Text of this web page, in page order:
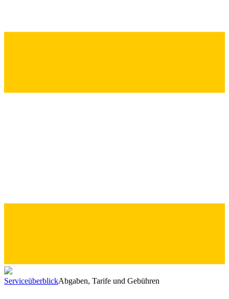
ServiceüberblickAbgaben, Tarife und Gebühren